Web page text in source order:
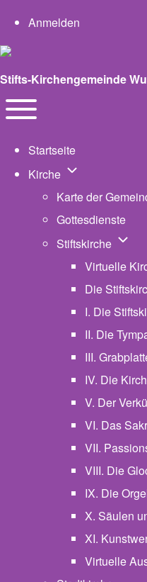
User account
Anmelden
Stifts-Kirchengemeinde
Navigation
Startseite
Kirche Unternavigation
Karte der
Gottesdienste
Stiftskirche
Virtuelle
Die
I. Die
II. Die
III.
IV. Die
V. Der
VI. Das
VII.
VIII. Die
IX. Die
X. Säulen
XI.
Virtuelle